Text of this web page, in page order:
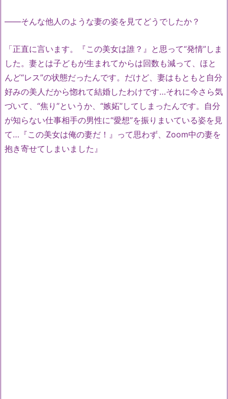
――そんな他人のような妻の姿を見てどうでしたか？
「正直に言います。『この美女は誰？』と思って“発情”しま
した。妻とは子どもが生まれてからは回数も減って、ほと
んど“レス”の状態だったんです。だけど、妻はもともと自分
好みの美人だから惚れて結婚したわけです…それに今さら気
づいて、“焦り”というか、“嫉妬”してしまったんです。自分
が知らない仕事相手の男性に“愛想”を振りまいている姿を見
て…『この美女は俺の妻だ！』って思わず、Zoom中の妻を
抱き寄せてしまいました』